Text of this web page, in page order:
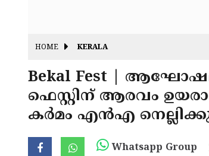
HOME KERALA
Bekal Fest |
ഫെസ്റ്റിന് ആരവം
കർമം എൻഎ
Whatsapp Group